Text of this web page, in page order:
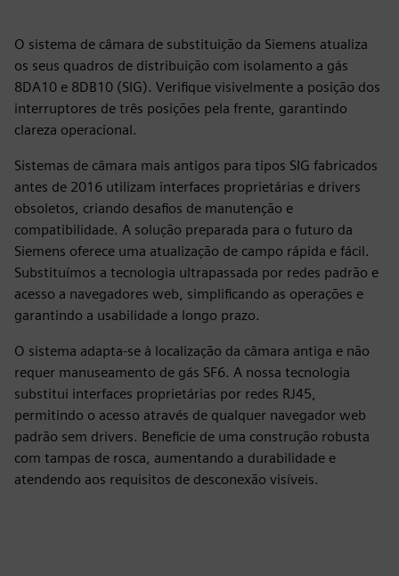
O sistema de câmara de substituição da Siemens atualiza
os seus quadros de distribuição com isolamento a gás
8DA10 e 8DB10 (SIG). Verifique visivelmente a posição dos
interruptores de três posições pela frente, garantindo
clareza operacional.
Sistemas de câmara mais antigos para tipos SIG fabricados
antes de 2016 utilizam interfaces proprietárias e drivers
obsoletos, criando desafios de manutenção e
compatibilidade. A solução preparada para o futuro da
Siemens oferece uma atualização de campo rápida e fácil.
Substituímos a tecnologia ultrapassada por redes padrão e
acesso a navegadores web, simplificando as operações e
garantindo a usabilidade a longo prazo.
O sistema adapta-se à localização da câmara antiga e não
requer manuseamento de gás SF6. A nossa tecnologia
substitui interfaces proprietárias por redes RJ45,
permitindo o acesso através de qualquer navegador web
padrão sem drivers. Beneficie de uma construção robusta
com tampas de rosca, aumentando a durabilidade e
atendendo aos requisitos de desconexão visíveis.